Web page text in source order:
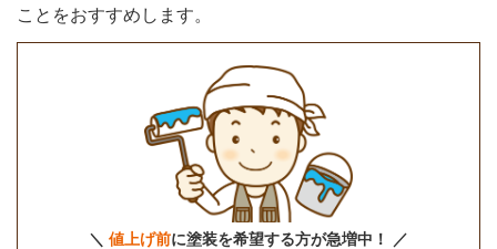
ことをおすすめします。
＼ 値上げ前に塗装を希望する方が急増中！ ／